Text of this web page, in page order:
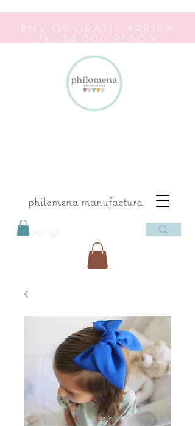
philomena manufactura
ENVIOS GRATIS ARRIBA
DE $4,000 PESOS